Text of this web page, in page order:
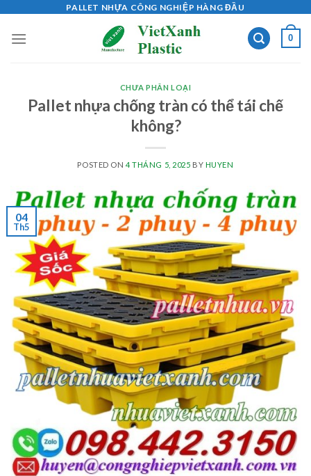
content
PALLET NHỰA CÔNG NGHIỆP HÀNG ĐẦU
0
CHƯA PHÂN LOẠI
Pallet nhựa chống tràn có thể tái chế
không?
POSTED ON4 THÁNG 5, 2025 BY HUYEN
04
Th5